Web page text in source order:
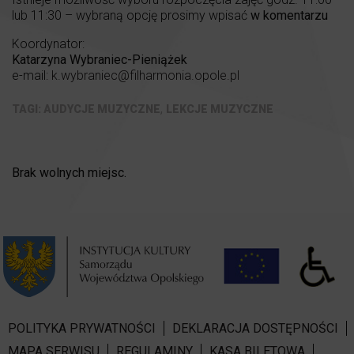
lub 11:30 – wybraną opcję prosimy wpisać w komentarzu
Koordynator:
Katarzyna Wybraniec-Pieniążek
e-mail: k.wybraniec@filharmonia.opole.pl
Brak wolnych miejsc.
POLITYKA PRYWATNOŚCI
DEKLARACJA DOSTĘPNOŚCI